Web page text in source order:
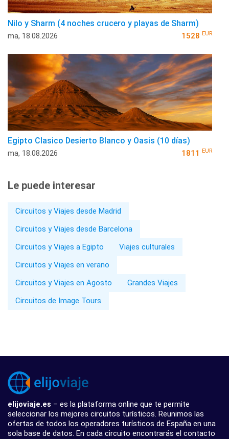
Nilo y Sharm (4 noches crucero y playas de Sharm)
ma, 18.08.2026 1528 EUR
Egipto Clasico Desierto Blanco y Oasis (10 días)
ma, 18.08.2026 1811 EUR
Le puede interesar
Circuitos y Viajes desde Madrid
Circuitos y Viajes desde Barcelona
Circuitos y Viajes a Egipto
Viajes culturales
Circuitos y Viajes en verano
Circuitos y Viajes en Agosto
Grandes Viajes
Circuitos de Image Tours
elijoviaje.es – es la plataforma online que te permite
seleccionar los mejores circuitos turísticos. Reunimos las
ofertas de todos los operadores turísticos de España en una
sola base de datos. En cada circuito encontrarás el contacto